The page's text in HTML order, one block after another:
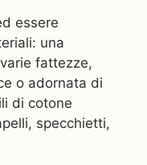
essere
una
fattezze,
o adornata di
di cotone
specchietti,